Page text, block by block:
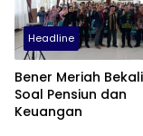
Headline
Bener Meriah Bekali
Soal Pensiun dan
Keuangan